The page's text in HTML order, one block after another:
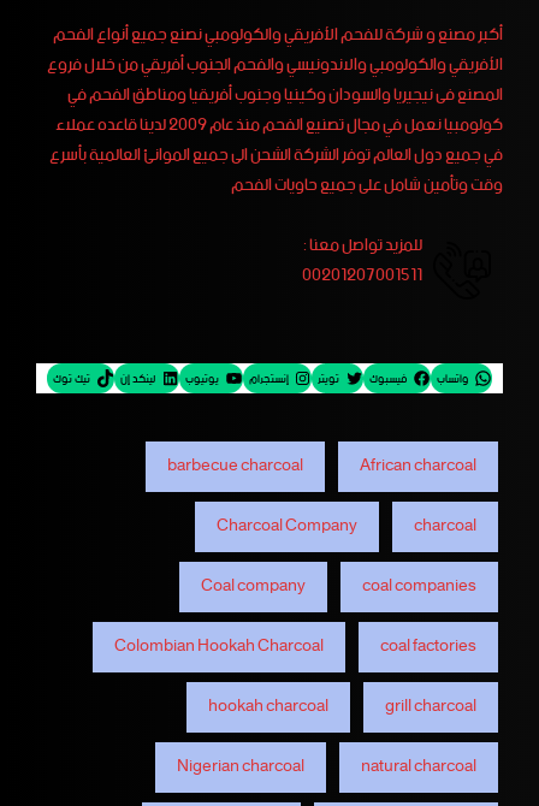
أكبر مصنع و شركة للفحم الأفريقي والكولومبي نصنع جميع أنواع الفحم
الأفريقي والكولومبي والاندونيسي والفحم الجنوب أفريقي من خلال فروع
المصنع فى نيجيريا والسودان وكينيا وجنوب أفريقيا ومناطق الفحم في
كولومبيا نعمل في مجال تصنيع الفحم منذ عام 2009 لدينا قاعده عملاء
في جميع دول العالم توفر الشركة الشحن الى جميع الموانئ العالمية بأسرع
وقت وتأمين شامل على جميع حاويات الفحم
للمزيد تواصل معنا :
00201207001511
واتساب فيسبوك تويتر إنستجرام يوتيوب لينكد إن تيك توك
African charcoal
barbecue charcoal
charcoal
Charcoal Company
coal companies
Coal company
coal factories
Colombian Hookah Charcoal
grill charcoal
hookah charcoal
natural charcoal
Nigerian charcoal